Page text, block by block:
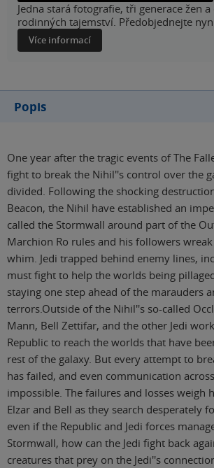
Jedna stará fotografie, tři generace žen
rodinných tajemství. Předobjednejte
Více informací
Popis
One year after the tragic events of The
fight to break the Nihil''s control over the
divided. Following the shocking
Beacon, the Nihil have established an
called the Stormwall around part of the
Marchion Ro rules and his followers
whim. Jedi trapped behind enemy lines,
must fight to help the worlds being
staying one step ahead of the marauders
terrors.Outside of the Nihil''s so-called
Mann, Bell Zettifar, and the other Jedi
Republic to reach the worlds that have
rest of the galaxy. But every attempt to
has failed, and even communication
impossible. The failures and losses weigh
Elzar and Bell as they search desperately
even if the Republic and Jedi forces
Stormwall, how can the Jedi fight back
creatures that prey on the Jedi''s